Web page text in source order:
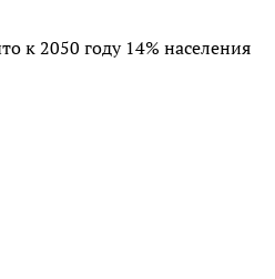
к 2050 году 14% населения